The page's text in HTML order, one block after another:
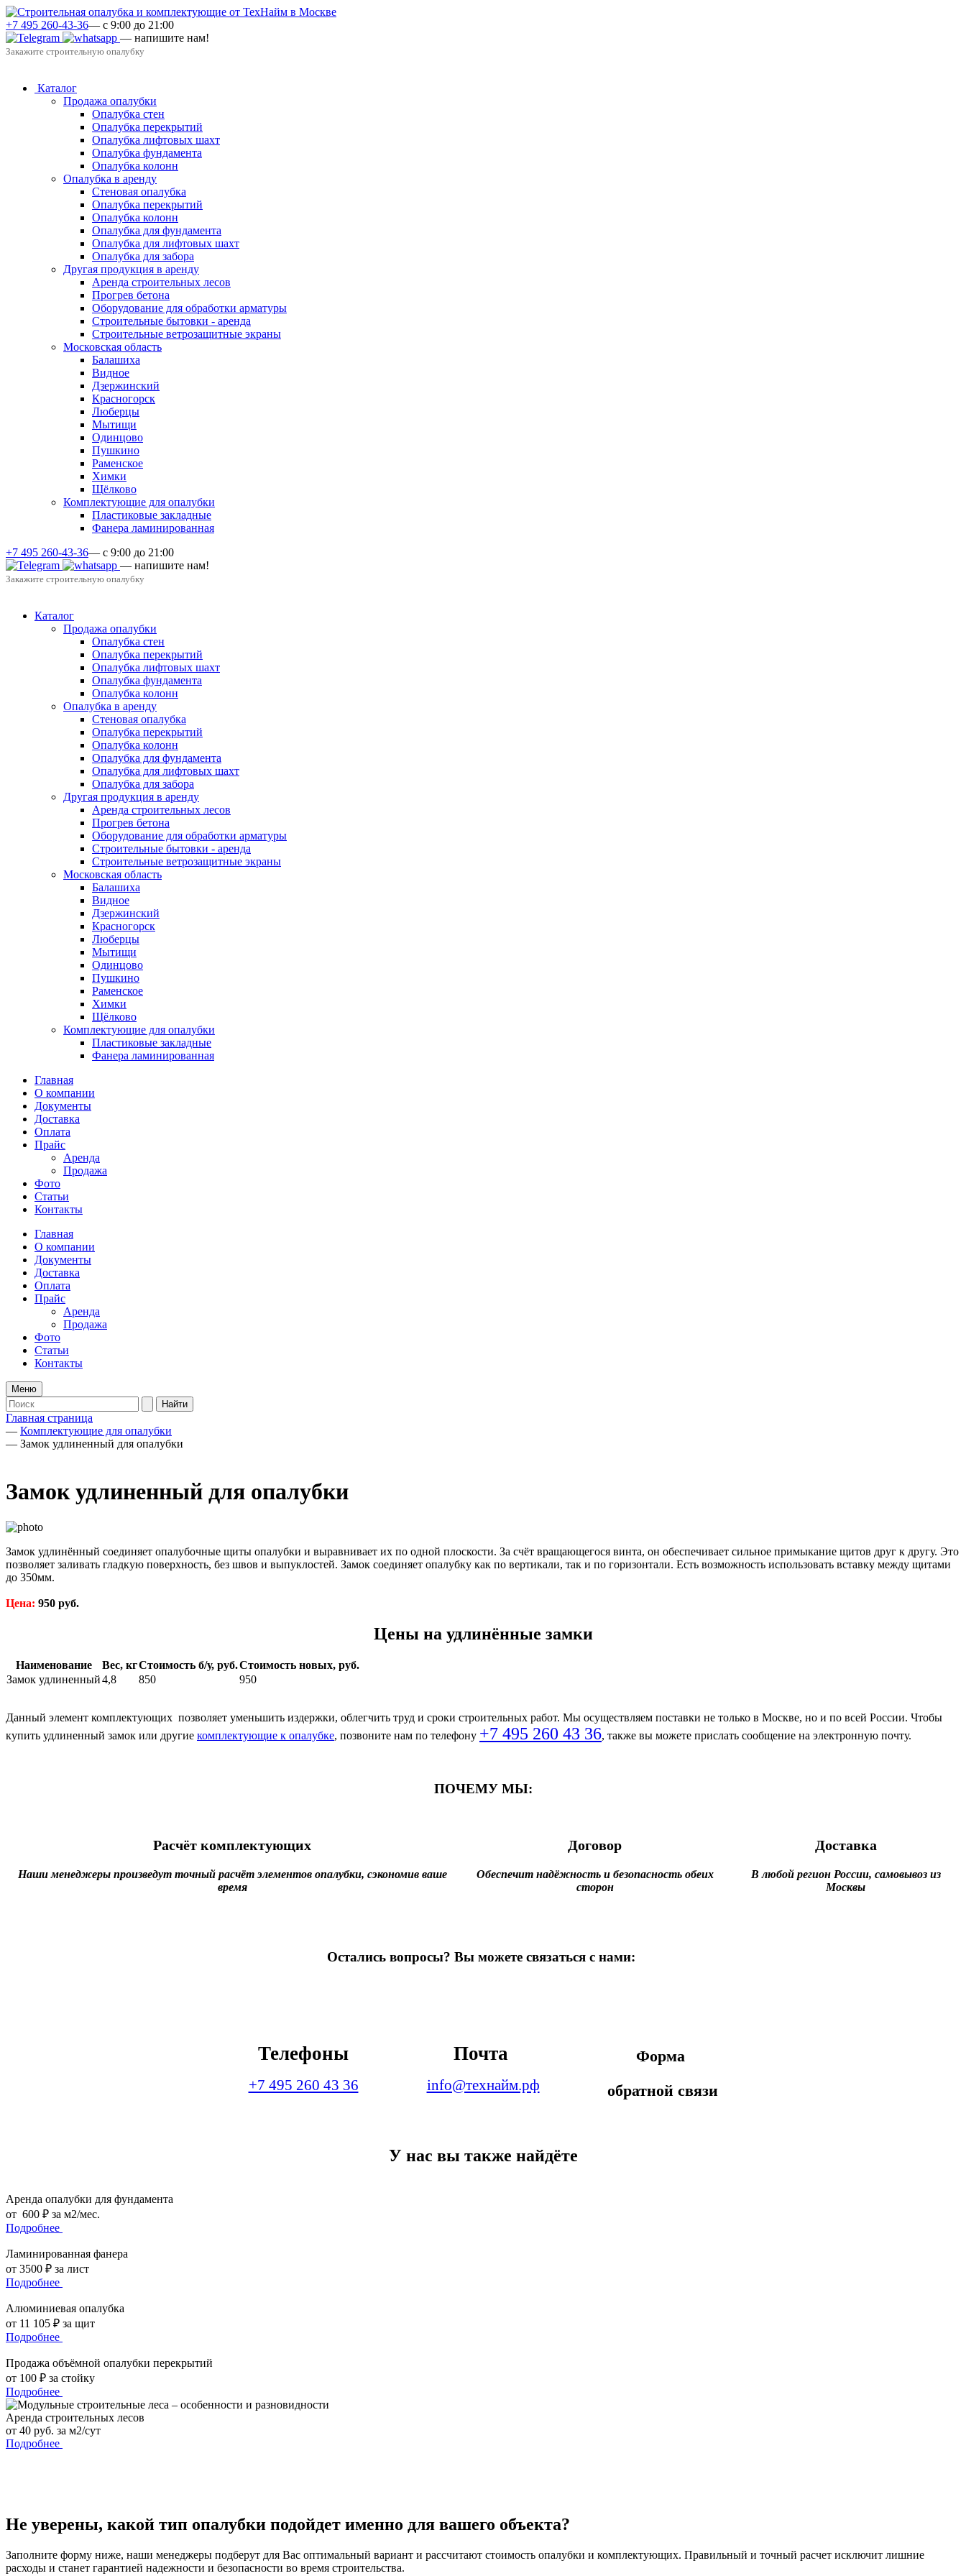
+7 495 260-43-36— с 9:00 до 21:00
— напишите нам!
Закажите строительную опалубку
Каталог
Продажа опалубки
Опалубка стен
Опалубка перекрытий
Опалубка лифтовых шахт
Опалубка фундамента
Опалубка колонн
Опалубка в аренду
Стеновая опалубка
Опалубка перекрытий
Опалубка колонн
Опалубка для фундамента
Опалубка для лифтовых шахт
Опалубка для забора
Другая продукция в аренду
Аренда строительных лесов
Прогрев бетона
Оборудование для обработки арматуры
Строительные бытовки - аренда
Строительные ветрозащитные экраны
Московская область
Балашиха
Видное
Дзержинский
Красногорск
Люберцы
Мытищи
Одинцово
Пушкино
Раменское
Химки
Щёлково
Комплектующие для опалубки
Пластиковые закладные
Фанера ламинированная
+7 495 260-43-36— с 9:00 до 21:00
— напишите нам!
Закажите строительную опалубку
Каталог
Продажа опалубки
Опалубка стен
Опалубка перекрытий
Опалубка лифтовых шахт
Опалубка фундамента
Опалубка колонн
Опалубка в аренду
Стеновая опалубка
Опалубка перекрытий
Опалубка колонн
Опалубка для фундамента
Опалубка для лифтовых шахт
Опалубка для забора
Другая продукция в аренду
Аренда строительных лесов
Прогрев бетона
Оборудование для обработки арматуры
Строительные бытовки - аренда
Строительные ветрозащитные экраны
Московская область
Балашиха
Видное
Дзержинский
Красногорск
Люберцы
Мытищи
Одинцово
Пушкино
Раменское
Химки
Щёлково
Комплектующие для опалубки
Пластиковые закладные
Фанера ламинированная
Главная
О компании
Документы
Доставка
Оплата
Прайс
Аренда
Продажа
Фото
Статьи
Контакты
Главная
О компании
Документы
Доставка
Оплата
Прайс
Аренда
Продажа
Фото
Статьи
Контакты
Меню
Главная страница
— Комплектующие для опалубки
— Замок удлиненный для опалубки
Замок удлиненный для опалубки
Замок удлинённый соединяет опалубочные щиты опалубки и выравнивает их по одной плоскости. За счёт вращающегося винта, он обеспечивает сильное примыкание щитов друг к другу. Это
позволяет заливать гладкую поверхность, без швов и выпуклостей. Замок соединяет опалубку как по вертикали, так и по горизонтали. Есть возможность использовать вставку между щитами
до 350мм.
Цена: 950 руб.
Цены на удлинённые замки
Наименование Вес, кгСтоимость б/у, руб.Стоимость новых, руб.
Замок удлиненный4,8 850 950
Данный элемент комплектующих позволяет уменьшить издержки, облегчить труд и сроки строительных работ. Мы осуществляем поставки не только в Москве, но и по всей России. Чтобы
купить удлиненный замок или другие комплектующие к опалубке, позвоните нам по телефону +7 495 260 43 36, также вы можете прислать сообщение на электронную почту.
ПОЧЕМУ МЫ:
Расчёт комплектующих
Наши менеджеры произведут точный расчёт элементов опалубки, сэкономив ваше
время
Договор
Обеспечит надёжность и безопасность обеих
сторон
Доставка
В любой регион России, самовывоз из
Москвы
Остались вопросы? Вы можете связаться с нами:
Телефоны
+7 495 260 43 36
Почта
info@технайм.рф
Форма
обратной связи
У нас вы также найдёте
Аренда опалубки для фундамента
от 600 ₽ за м2/мес.
Подробнее
Ламинированная фанера
от 3500 ₽ за лист
Подробнее
Алюминиевая опалубка
от 11 105 ₽ за щит
Подробнее
Продажа объёмной опалубки перекрытий
от 100 ₽ за стойку
Подробнее
Аренда строительных лесов
от 40 руб. за м2/сут
Подробнее
Не уверены, какой тип опалубки подойдет именно для вашего объекта?
Заполните форму ниже, наши менеджеры подберут для Вас оптимальный вариант и рассчитают стоимость опалубки и комплектующих. Правильный и точный расчет исключит лишние
расходы и станет гарантией надежности и безопасности во время строительства.